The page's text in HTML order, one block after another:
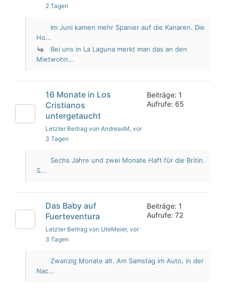
2 Tagen
Im Juni kamen mehr Spanier auf die Kanaren. Die
Ho...
Bei uns in La Laguna merkt man das an den
Mietwohn...
16 Monate in Los
Cristianos
untergetaucht
Letzter Beitrag von AndreasM, vor
3 Tagen
Beiträge: 1
Aufrufe: 65
Sechs Jahre und zwei Monate Haft für die Britin.
S...
Das Baby auf
Fuerteventura
Letzter Beitrag von UteMeier, vor
3 Tagen
Beiträge: 1
Aufrufe: 72
Zwanzig Monate alt. Am Samstag im Auto, in der
Nac...